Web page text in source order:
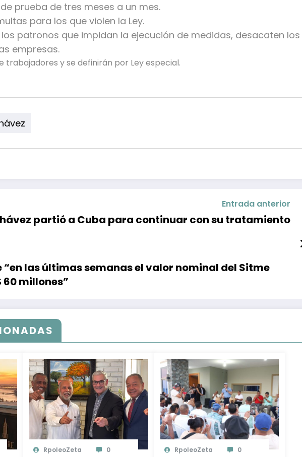
prueba de tres meses a un mes.
para los que violen la Ley.
patronos que impidan la ejecución de medidas, desacaten los
empresas.
trabajadores y se definirán por Ley especial.
Entrada anterior
partió a Cuba para continuar con su tratamiento
“en las últimas semanas el valor nominal del Sitme
60 millones”
RpoleoZeta 0 RpoleoZeta 0